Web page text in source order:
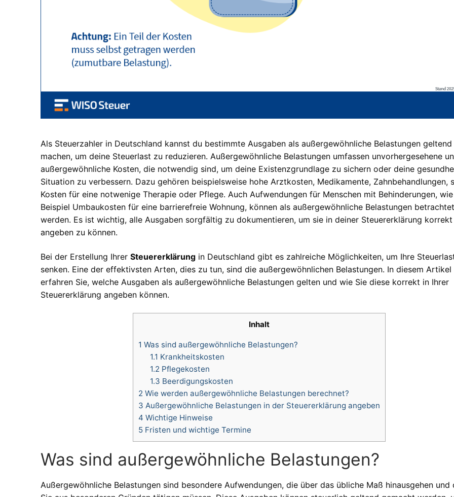
Als Steuerzahler in Deutschland kannst du bestimmte Ausgaben als außergewöhnliche Belastungen geltend
machen, um deine Steuerlast zu reduzieren. Außergewöhnliche Belastungen umfassen unvorhergesehene
außergewöhnliche Kosten, die notwendig sind, um deine Existenzgrundlage zu sichern oder deine
Situation zu verbessern. Dazu gehören beispielsweise hohe Arztkosten, Medikamente, Zahnbehandlungen,
Kosten für eine notwenige Therapie oder Pflege. Auch Aufwendungen für Menschen mit Behinderungen,
Beispiel Umbaukosten für eine barrierefreie Wohnung, können als außergewöhnliche Belastungen betrachtet
werden. Es ist wichtig, alle Ausgaben sorgfältig zu dokumentieren, um sie in deiner Steuererklärung korrekt
angeben zu können.
Bei der Erstellung Ihrer Steuererklärung in Deutschland gibt es zahlreiche Möglichkeiten, um Ihre
senken. Eine der effektivsten Arten, dies zu tun, sind die außergewöhnlichen Belastungen. In diesem Artikel
erfahren Sie, welche Ausgaben als außergewöhnliche Belastungen gelten und wie Sie diese korrekt in Ihrer
Steuererklärung angeben können.
Inhalt
1 Was sind außergewöhnliche Belastungen?
1.1 Krankheitskosten
1.2 Pflegekosten
1.3 Beerdigungskosten
2 Wie werden außergewöhnliche Belastungen berechnet?
3 Außergewöhnliche Belastungen in der Steuererklärung angeben
4 Wichtige Hinweise
5 Fristen und wichtige Termine
Was sind außergewöhnliche Belastungen?
Außergewöhnliche Belastungen sind besondere Aufwendungen, die über das übliche Maß hinausgehen und